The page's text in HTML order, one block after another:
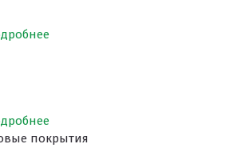
покрытия